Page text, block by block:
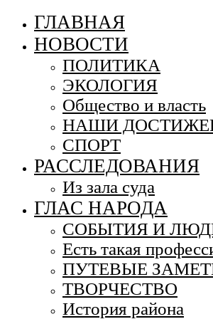
ГЛАВНАЯ
НОВОСТИ
ПОЛИТИКА
ЭКОЛОГИЯ
Общество и власть
НАШИ
СПОРТ
РАССЛЕДОВАНИЯ
Из зала суда
ГЛАС НАРОДА
СОБЫТИЯ И
Есть такая
ПУТЕВЫЕ
ТВОРЧЕСТВО
История района